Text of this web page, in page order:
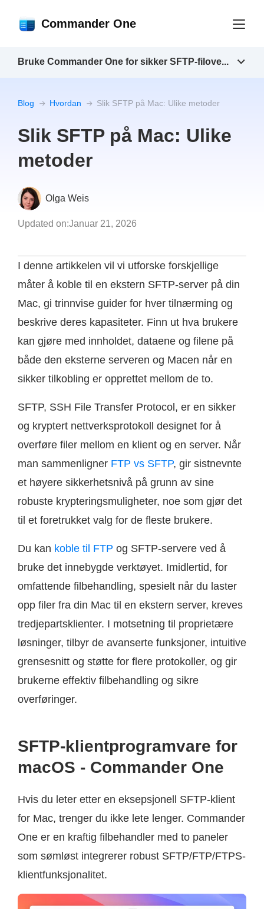
Commander One
Blog Hvordan Slik SFTP på Mac: Ulike metoder
Slik SFTP på Mac: Ulike
metoder
Olga Weis
Updated on:Januar 21, 2026
I denne artikkelen vil vi utforske forskjellige
måter å koble til en ekstern SFTP-server på din
Mac, gi trinnvise guider for hver tilnærming og
beskrive deres kapasiteter. Finn ut hva brukere
kan gjøre med innholdet, dataene og filene på
både den eksterne serveren og Macen når en
sikker tilkobling er opprettet mellom de to.
SFTP, SSH File Transfer Protocol, er en sikker
og kryptert nettverksprotokoll designet for å
overføre filer mellom en klient og en server. Når
man sammenligner FTP vs SFTP, gir sistnevnte
et høyere sikkerhetsnivå på grunn av sine
robuste krypteringsmuligheter, noe som gjør det
til et foretrukket valg for de fleste brukere.
Du kan koble til FTP og SFTP-servere ved å
bruke det innebygde verktøyet. Imidlertid, for
omfattende filbehandling, spesielt når du laster
opp filer fra din Mac til en ekstern server, kreves
tredjepartsklienter. I motsetning til proprietære
løsninger, tilbyr de avanserte funksjoner, intuitive
grensesnitt og støtte for flere protokoller, og gir
brukerne effektiv filbehandling og sikre
overføringer.
SFTP-klientprogramvare for
macOS - Commander One
Hvis du leter etter en eksepsjonell SFTP-klient
for Mac, trenger du ikke lete lenger. Commander
One er en kraftig filbehandler med to paneler
som sømløst integrerer robust SFTP/FTP/FTPS-
klientfunksjonalitet.
Bruke Commander One for sikker SFTP-filove...